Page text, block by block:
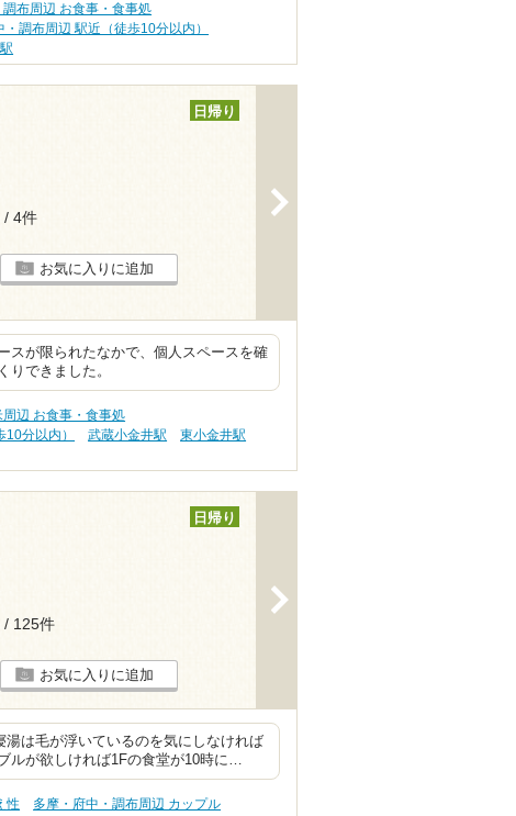
布周辺 お食事・食事処
・調布周辺 駅近（徒歩10分以内）
日帰り
/ 4件
お気に入りに追加
スが限られたなかで、個人スペースを確
りできました。
辺 お食事・食事処
分以内） 武蔵小金井駅
東小金井駅
日帰り
/ 125件
お気に入りに追加
は毛が浮いているのを気にしなければ
ルが欲しければ1Fの食堂が10時に…
性
多摩・府中・調布周辺 カップル